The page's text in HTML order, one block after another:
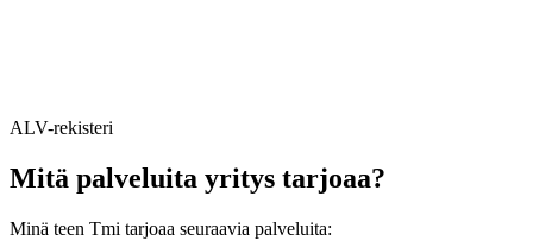
ALV-rekisteri
Mitä palveluita yritys tarjoaa?
Minä teen Tmi tarjoaa seuraavia palveluita: